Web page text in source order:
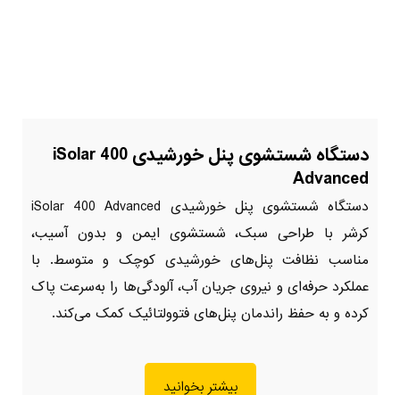
دستگاه شستشوی پنل خورشیدی iSolar 400
Advanced
دستگاه شستشوی پنل خورشیدی iSolar 400 Advanced
کرشر با طراحی سبک، شستشوی ایمن و بدون آسیب،
مناسب نظافت پنل‌های خورشیدی کوچک و متوسط. با
عملکرد حرفه‌ای و نیروی جریان آب، آلودگی‌ها را به‌سرعت پاک
کرده و به حفظ راندمان پنل‌های فتوولتائیک کمک می‌کند.
بیشتر بخوانید